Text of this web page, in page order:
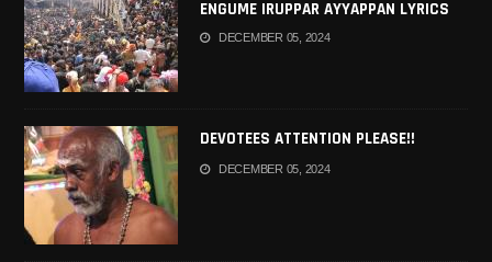
ENGUME IRUPPAR AYYAPPAN LYRICS
IN TAMIL
DECEMBER 05, 2024
DEVOTEES ATTENTION PLEASE!!
DECEMBER 05, 2024